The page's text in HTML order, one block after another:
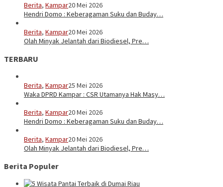
Berita, Kampar20 Mei 2026
Hendri Domo : Keberagaman Suku dan Buday…
Berita, Kampar20 Mei 2026
Olah Minyak Jelantah dari Biodiesel, Pre…
TERBARU
Berita, Kampar25 Mei 2026
Waka DPRD Kampar : CSR Utamanya Hak Masy…
Berita, Kampar20 Mei 2026
Hendri Domo : Keberagaman Suku dan Buday…
Berita, Kampar20 Mei 2026
Olah Minyak Jelantah dari Biodiesel, Pre…
Berita Populer